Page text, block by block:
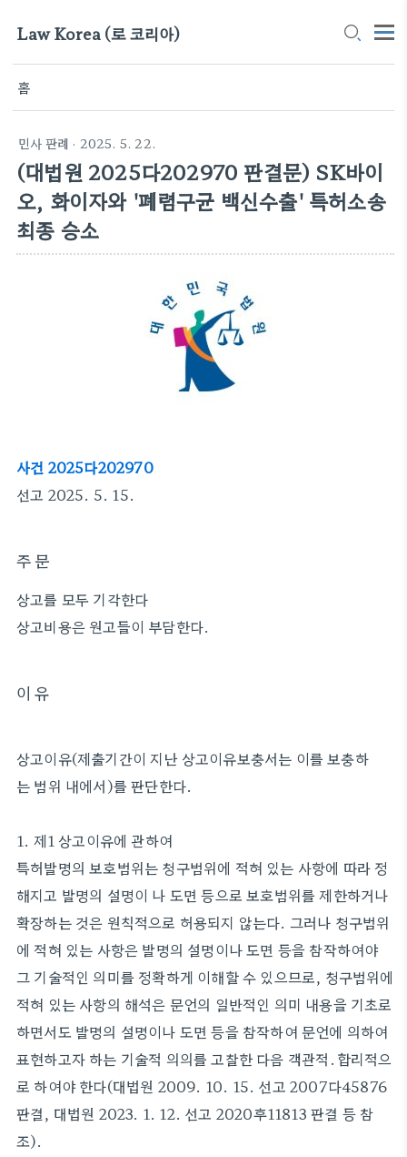
Law Korea (로 코리아)
홈
민사 판례 · 2025. 5. 22.
(대법원 2025다202970 판결문) SK바이
오, 화이자와 '폐렴구균 백신수출' 특허소송
최종 승소
사건 2025다202970
선고 2025. 5. 15.
주 문
상고를 모두 기각한다
상고비용은 원고들이 부담한다.
이 유
상고이유(제출기간이 지난 상고이유보충서는 이를 보충하
는 범위 내에서)를 판단한다.
1. 제1 상고이유에 관하여
특허발명의 보호범위는 청구범위에 적혀 있는 사항에 따라 정
해지고 발명의 설명이 나 도면 등으로 보호범위를 제한하거나
확장하는 것은 원칙적으로 허용되지 않는다. 그러나 청구범위
에 적혀 있는 사항은 발명의 설명이나 도면 등을 참작하여야
그 기술적인 의미를 정확하게 이해할 수 있으므로, 청구범위에
적혀 있는 사항의 해석은 문언의 일반적인 의미 내용을 기초로
하면서도 발명의 설명이나 도면 등을 참작하여 문언에 의하여
표현하고자 하는 기술적 의의를 고찰한 다음 객관적․합리적으
로 하여야 한다(대법원 2009. 10. 15. 선고 2007다45876
판결, 대법원 2023. 1. 12. 선고 2020후11813 판결 등 참
조).